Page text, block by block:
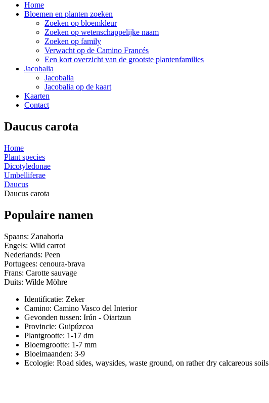
Home
Bloemen en planten zoeken
Zoeken op bloemkleur
Zoeken op wetenschappelijke naam
Zoeken op family
Verwacht op de Camino Francés
Een kort overzicht van de grootste plantenfamilies
Jacobalia
Jacobalia
Jacobalia op de kaart
Kaarten
Contact
Daucus carota
Home
Plant species
Dicotyledonae
Umbelliferae
Daucus
Daucus carota
Populaire namen
Spaans: Zanahoria
Engels: Wild carrot
Nederlands: Peen
Portugees: cenoura-brava
Frans: Carotte sauvage
Duits: Wilde Möhre
Identificatie: Zeker
Camino: Camino Vasco del Interior
Gevonden tussen: Irún - Oiartzun
Provincie: Guipúzcoa
Plantgrootte: 1-17 dm
Bloemgrootte: 1-7 mm
Bloeimaanden: 3-9
Ecologie: Road sides, waysides, waste ground, on rather dry calcareous soils